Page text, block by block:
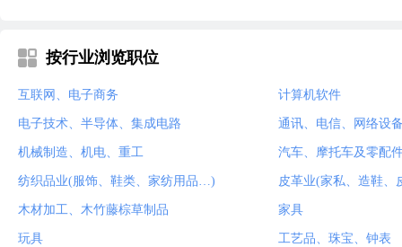
按行业浏览职位
互联网、电子商务 计算机软件
电子技术、半导体、集成电路 通讯、电信、网络设
机械制造、机电、重工 汽车、摩托车及零配
纺织品业(服饰、鞋类、家纺用品…) 皮革业(家私、造鞋
木材加工、木竹藤棕草制品 家具
玩具 工艺品、珠宝、钟表